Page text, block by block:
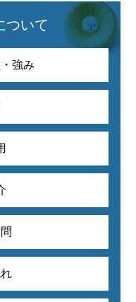
ついて
強み